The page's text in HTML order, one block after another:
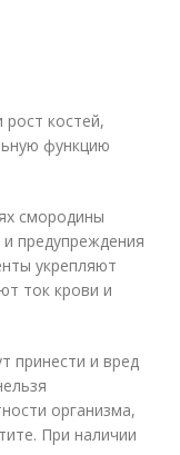
костей,
функцию
смородины
предупреждения
укрепляют
ток крови и
принести и вред
организма,
При наличии